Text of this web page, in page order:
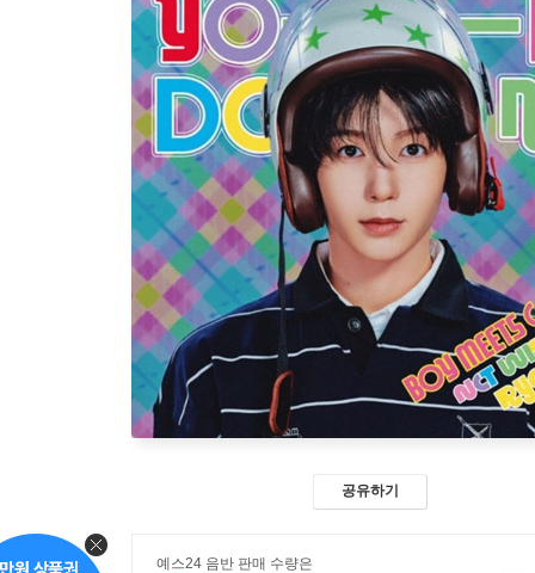
공유하기
예스24 음반 판매 수량은